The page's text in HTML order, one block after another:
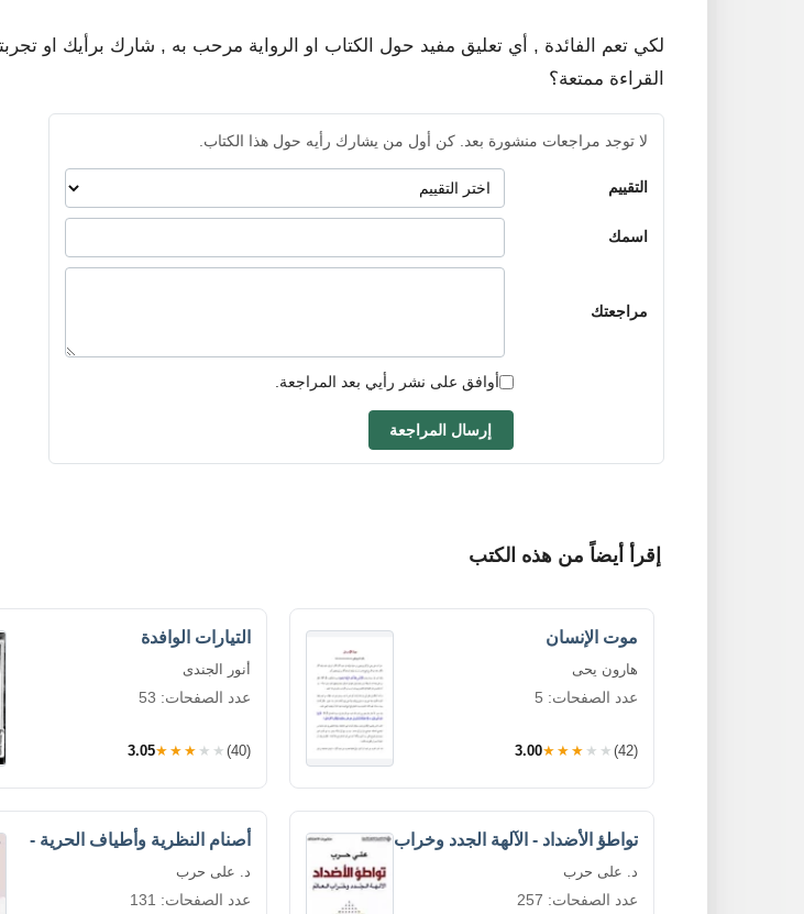
لكي تعم الفائدة , أي تعليق مفيد حول الكتاب او الرواية مرحب به , شارك برأيك او
القراءة ممتعة؟
لا توجد مراجعات منشورة بعد. كن أول من يشارك رأيه حول هذا الكتاب.
التقييم
اسمك
مراجعتك
أوافق على نشر رأيي بعد المراجعة.
إرسال المراجعة
إقرأ أيضاً من هذه الكتب
موت الإنسان
هارون يحى
عدد الصفحات: 5
3.00★★★★★ (42)
التيارات الوافدة
أنور الجندى
عدد الصفحات: 53
3.05★★★★★ (40)
تواطؤ الأضداد - الآلهة الجدد وخراب
د. على حرب
عدد الصفحات: 257
أصنام النظرية وأطياف الحرية -
د. على حرب
عدد الصفحات: 131